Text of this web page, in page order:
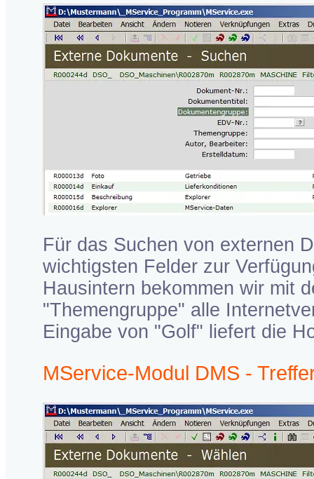
Für das Suchen von externen
wichtigsten Felder zur
Hausintern bekommen wir mit
"Themengruppe" alle
Eingabe von "Golf" liefert die
MService-Modul DMS -